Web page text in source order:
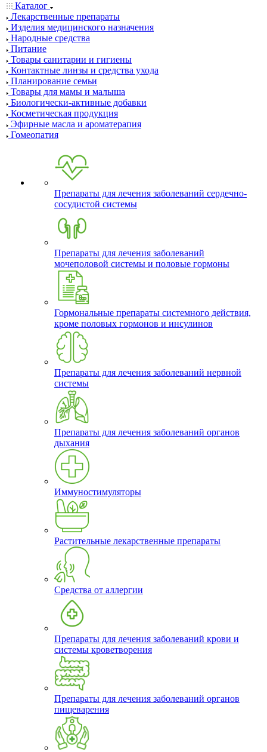
Каталог
Лекарственные препараты
Изделия медицинского назначения
Народные средства
Питание
Товары санитарии и гигиены
Контактные линзы и средства ухода
Планирование семьи
Товары для мамы и малыша
Биологически-активные добавки
Косметическая продукция
Эфирные масла и ароматерапия
Гомеопатия
Препараты для лечения заболеваний сердечно-
сосудистой системы
Препараты для лечения заболеваний
мочеполовой системы и половые гормоны
Гормональные препараты системного действия,
кроме половых гормонов и инсулинов
Препараты для лечения заболеваний нервной
системы
Препараты для лечения заболеваний органов
дыхания
Иммуностимуляторы
Растительные лекарственные препараты
Средства от аллергии
Препараты для лечения заболеваний крови и
системы кроветворения
Препараты для лечения заболеваний органов
пищеварения